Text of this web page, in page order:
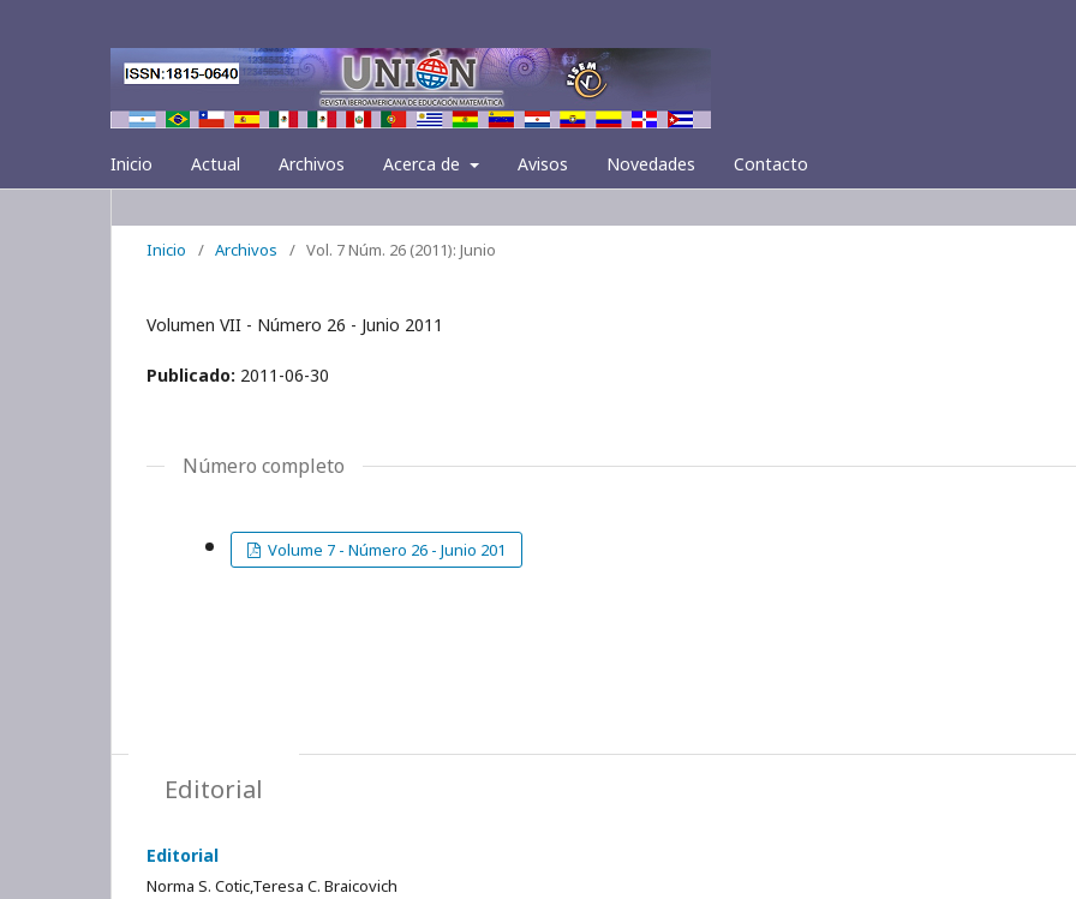
Inicio Actual Archivos Acerca de Avisos Novedades Contacto
Inicio / Archivos / Vol. 7 Núm. 26 (2011): Junio
Volumen VII - Número 26 - Junio 2011
Publicado: 2011-06-30
Número completo
Volume 7 - Número 26 - Junio 201
Editorial
Editorial
Norma S. Cotic,Teresa C. Braicovich